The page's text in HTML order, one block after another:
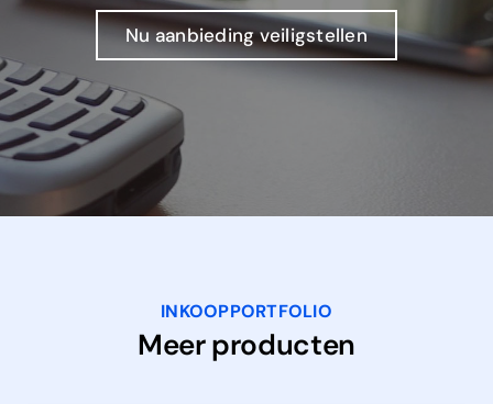
Nu aanbieding veiligstellen
INKOOPPORTFOLIO
Meer producten